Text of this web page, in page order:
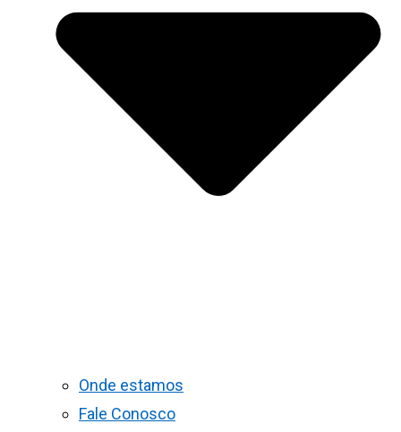
Onde estamos
Fale Conosco